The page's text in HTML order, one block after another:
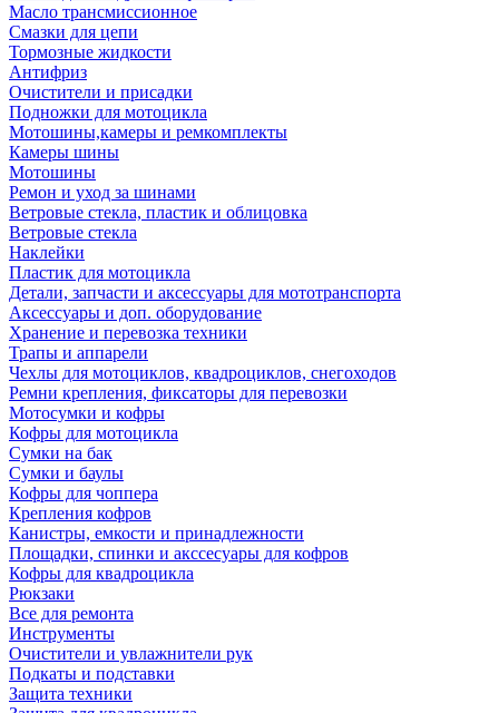
Масло трансмиссионное
Смазки для цепи
Тормозные жидкости
Антифриз
Очистители и присадки
Подножки для мотоцикла
Мотошины,камеры и ремкомплекты
Камеры шины
Мотошины
Ремон и уход за шинами
Ветровые стекла, пластик и облицовка
Ветровые стекла
Наклейки
Пластик для мотоцикла
Детали, запчасти и аксессуары для мототранспорта
Аксессуары и доп. оборудование
Хранение и перевозка техники
Трапы и аппарели
Чехлы для мотоциклов, квадроциклов, снегоходов
Ремни крепления, фиксаторы для перевозки
Мотосумки и кофры
Кофры для мотоцикла
Сумки на бак
Сумки и баулы
Кофры для чоппера
Крепления кофров
Канистры, емкости и принадлежности
Площадки, спинки и акссесуары для кофров
Кофры для квадроцикла
Рюкзаки
Все для ремонта
Инструменты
Очистители и увлажнители рук
Подкаты и подставки
Защита техники